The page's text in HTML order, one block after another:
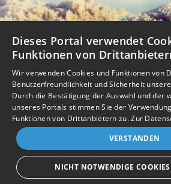
Impressum Nutzungsbedingungen
Barrierefreiheit
Barriere melden
I
m
A
c
e
s
I
K
n
t
Kontrastmodus
eigenes
Gedenkportal erstellen
Dieses Portal verwendet
Funktionen von
Wir verwenden Cookies und Funktionen von
Benutzerfreundlichkeit und Sicherheit
Durch die Bestätigung der Auswahl und der
unseres Portals stimmen Sie der
Funktionen von Drittanbietern zu.Zur
VERSTANDEN
NICHT NOTWENDIGE COOKIES